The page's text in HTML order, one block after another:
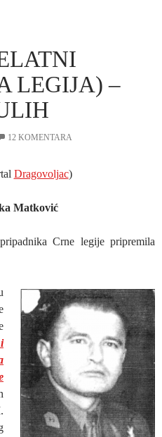
LEGIJA) –
12 KOMENTARA
Dragovoljac)
Matković
Crne legije pripremila